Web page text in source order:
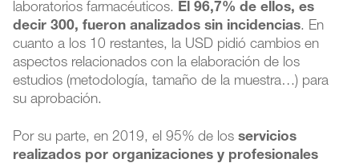
laboratorios farmacéuticos. El 96,7% de ellos, es
decir 300, fueron analizados sin incidencias. En
cuanto a los 10 restantes, la USD pidió cambios en
aspectos relacionados con la elaboración de los
estudios (metodología, tamaño de la muestra…) para
su aprobación.
Por su parte, en 2019, el 95% de losservicios
realizados por organizaciones y profesionales